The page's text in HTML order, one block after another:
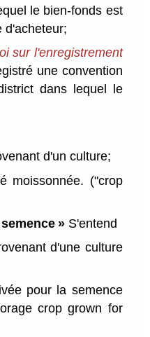
le bien-fonds est
d'acheteur;
sur l'enregistrement
une convention
dans lequel le
d'un culture;
moissonnée. ("crop
»S'entend
d'une culture
pour la semence
crop grown for